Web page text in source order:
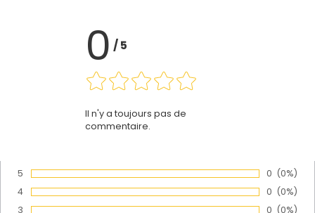
0 /5
Il n'y a toujours pas de
commentaire.
Vote :
5 Nombre
0 (0%)
Vote :
4 Nombre
0 (0%)
3 Nombre
0 (0%)